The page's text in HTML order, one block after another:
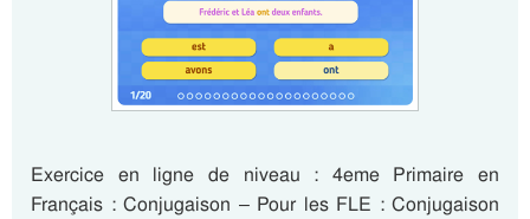
Exercice en ligne de niveau : 4eme Primaire en
Français : Conjugaison – Pour les FLE : Conjugaison